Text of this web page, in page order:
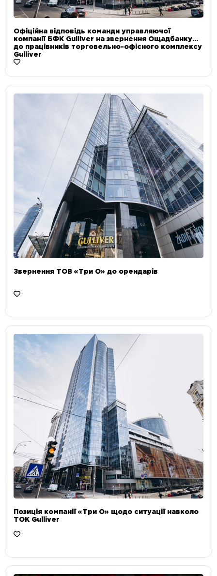
Офіційна відповідь команди управляючої
компанії БФК Gulliver на звернення Ощадбанку
до працівників торговельно-офісного комплексу
Gulliver
Звернення ТОВ «Три О» до орендарів
Позиція компанії «Три О» щодо ситуації навколо
ТОК Gulliver